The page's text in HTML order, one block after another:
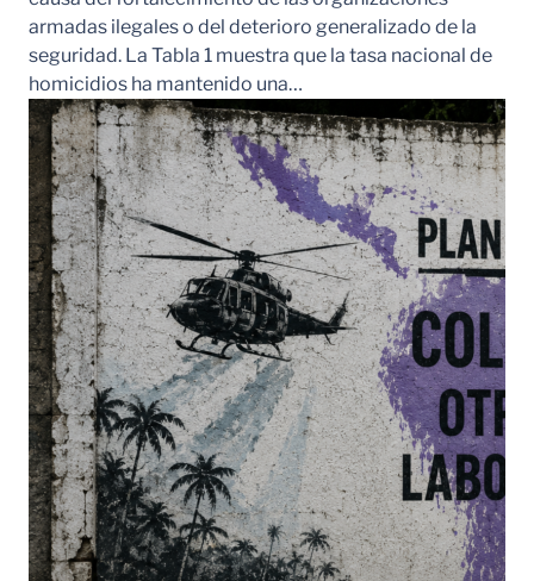
armadas ilegales o del deterioro generalizado de la
seguridad. La Tabla 1 muestra que la tasa nacional de
homicidios ha mantenido una…